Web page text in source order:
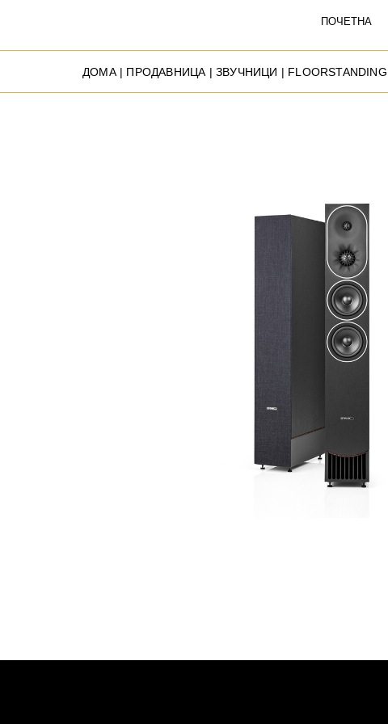
ПОЧЕТНА
ДОМА| ПРОДАВНИЦА |ЗВУЧНИЦИ | FLOORSTANDING